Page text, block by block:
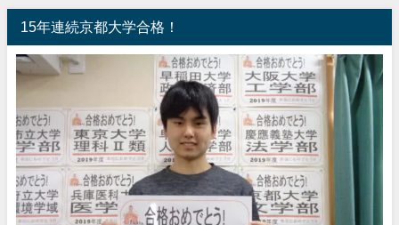
15年連続京都大学合格！